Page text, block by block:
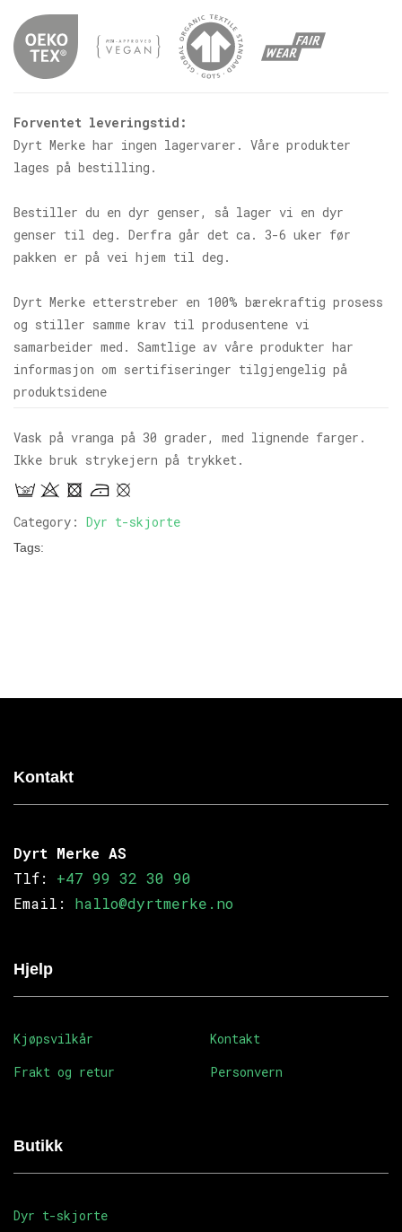
Forventet leveringstid:
Dyrt Merke har ingen lagervarer. Våre produkter
lages på bestilling.
Bestiller du en dyr genser, så lager vi en dyr
genser til deg. Derfra går det ca. 3-6 uker før
pakken er på vei hjem til deg.
Dyrt Merke etterstreber en 100% bærekraftig prosess
og stiller samme krav til produsentene vi
samarbeider med. Samtlige av våre produkter har
informasjon om sertifiseringer tilgjengelig på
produktsidene
Vask på vranga på 30 grader, med lignende farger.
Ikke bruk strykejern på trykket.
Category: Dyr t-skjorte
Tags:
Kontakt
Dyrt Merke AS
Tlf: +47 99 32 30 90
Email: hallo@dyrtmerke.no
Hjelp
Kjøpsvilkår
Frakt og retur
Kontakt
Personvern
Butikk
Dyr t-skjorte